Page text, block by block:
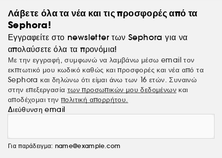
Λάβετε όλα τα νέα και τις προσφορές από τα
Sephora!
Εγγραφείτε στο newsletter των Sephora για να
απολαύσετε όλα τα προνόμια!
Με την εγγραφή, συμφωνώ να λαμβάνω μέσω email τον
εκπτωτικό μου κωδικό καθώς και προσφορές και νέα από τα
Sephora και δηλώνω ότι είμαι άνω των 16 ετών. Συναινώ
στην επεξεργασία των προσωπικών μου δεδομένων και
αποδέχομαι την πολιτική απορρήτου.
Διεύθυνση email
Για παράδειγμα: name@example.com